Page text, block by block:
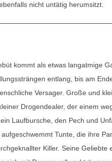
nicht untätig herumsitzt.
kommt als etwas langatmige
entlang, bis am
Versager. Große und
Drogendealer, der einem
Laufbursche, den Pech und
Tunte, die ihre
Killer. Seine